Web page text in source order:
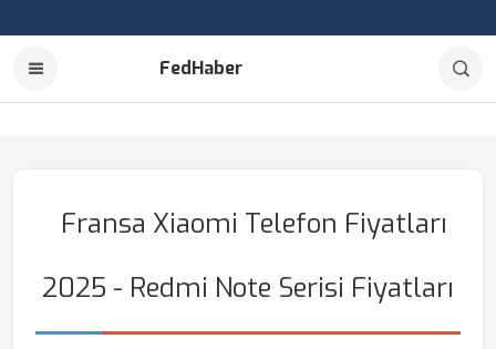
FedHaber
Fransa Xiaomi Telefon Fiyatları
2025 - Redmi Note Serisi Fiyatları